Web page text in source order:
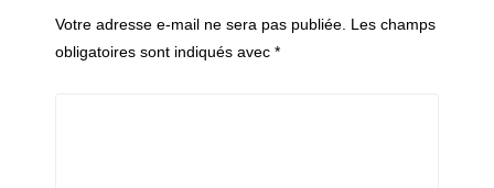
Votre adresse e-mail ne sera pas publiée. Les champs
obligatoires sont indiqués avec *